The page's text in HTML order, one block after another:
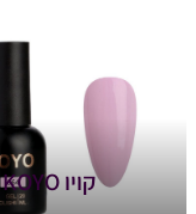
קויו KOYO